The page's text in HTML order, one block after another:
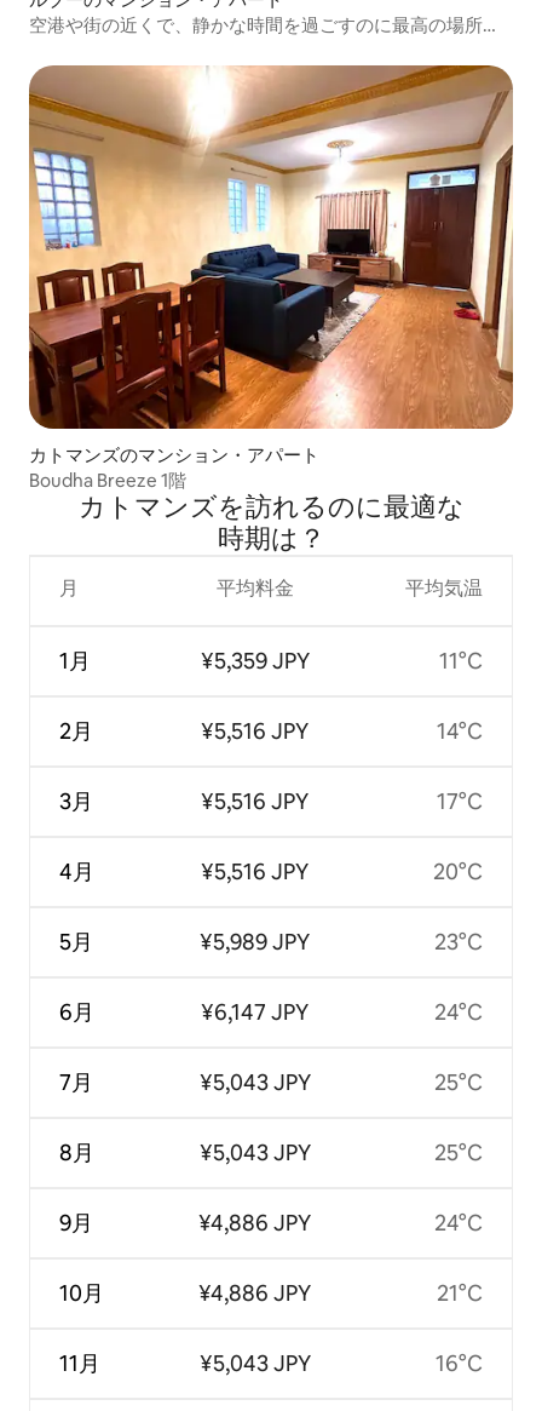
空港や街の近くで、静かな時間を過ごすのに最高の場所で
カトマンズのマンション・アパート
Boudha Breeze 1階
カトマンズを訪⁠れ⁠るの⁠に最⁠適⁠な
時⁠期⁠は⁠？
月
1月
2月
3月
4月
5月
6月
7月
8月
9月
10月
11月
平均料金
¥5,359 JPY
¥5,516 JPY
¥5,516 JPY
¥5,516 JPY
¥5,989 JPY
¥6,147 JPY
¥5,043 JPY
¥5,043 JPY
¥4,886 JPY
¥4,886 JPY
¥5,043 JPY
平均気温
11°C
14°C
17°C
20°C
23°C
24°C
25°C
25°C
24°C
21°C
16°C